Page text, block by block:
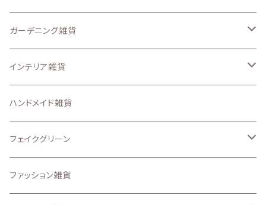
ステンシルシート
スマートフォンケース、iPadケース
ステッカー
アイロンプリントシート
その他のオリジナル雑貨
ガーデニング雑貨
なし
ガーデン ピック
置物・オーナメント
.etcガーデン雑貨
インテリア雑貨
収納・インテリア用品
壁面、ハンギング雑貨
マット、マルチカバー
ハンドメイド雑貨
フェイクグリーン
ドライフラワー
ファッション雑貨